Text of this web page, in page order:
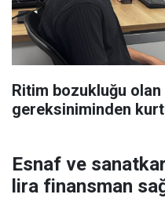
Ritim bozukluğu
gereksiniminden
Esnaf ve
lira finansman